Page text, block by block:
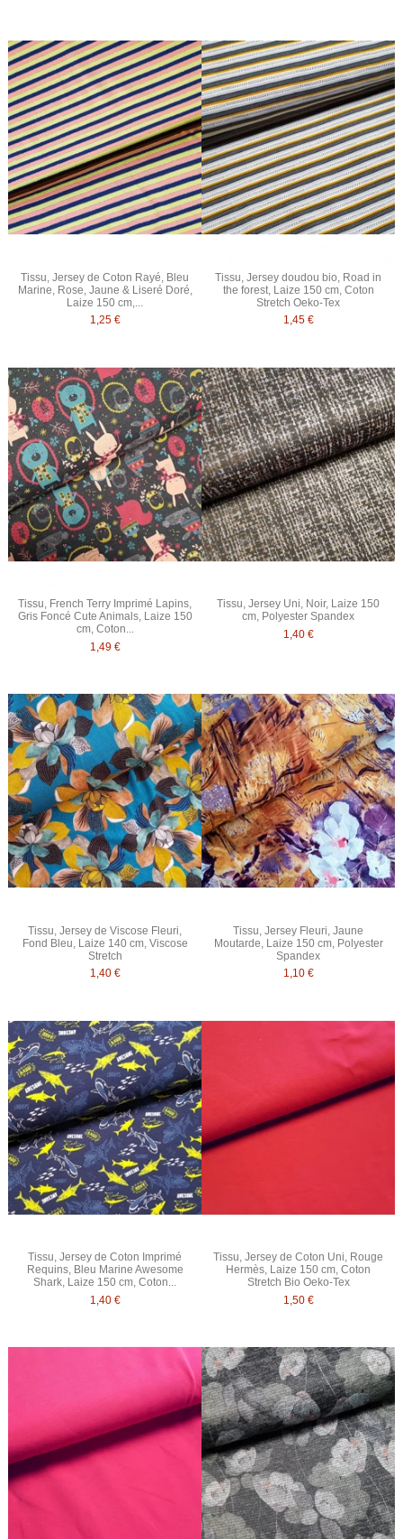
Tissu, Jersey de Coton Rayé, Bleu
Marine, Rose, Jaune & Liseré Doré,
Laize 150 cm,...
1,25 €
Tissu, Jersey doudou bio, Road in
the forest, Laize 150 cm, Coton
Stretch Oeko-Tex
1,45 €
Tissu, French Terry Imprimé Lapins,
Gris Foncé Cute Animals, Laize 150
cm, Coton...
1,49 €
Tissu, Jersey Uni, Noir, Laize 150
cm, Polyester Spandex
1,40 €
Tissu, Jersey de Viscose Fleuri,
Fond Bleu, Laize 140 cm, Viscose
Stretch
1,40 €
Tissu, Jersey Fleuri, Jaune
Moutarde, Laize 150 cm, Polyester
Spandex
1,10 €
Tissu, Jersey de Coton Imprimé
Requins, Bleu Marine Awesome
Shark, Laize 150 cm, Coton...
1,40 €
Tissu, Jersey de Coton Uni, Rouge
Hermès, Laize 150 cm, Coton
Stretch Bio Oeko-Tex
1,50 €